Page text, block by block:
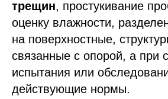
трещин, простукивание
оценку влажности,
на поверхностные,
связанные с опорой, а при
испытания или
действующие нормы.